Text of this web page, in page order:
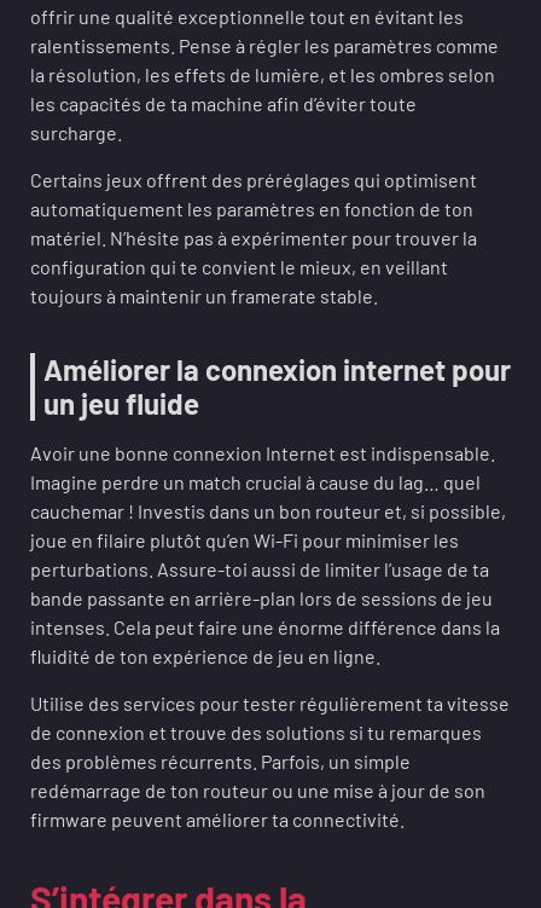
offrir une qualité exceptionnelle tout en évitant les
ralentissements. Pense à régler les paramètres comme
la résolution, les effets de lumière, et les ombres selon
les capacités de ta machine afin d’éviter toute
surcharge.
Certains jeux offrent des préréglages qui optimisent
automatiquement les paramètres en fonction de ton
matériel. N’hésite pas à expérimenter pour trouver la
configuration qui te convient le mieux, en veillant
toujours à maintenir un framerate stable.
Améliorer la connexion internet pour
un jeu fluide
Avoir une bonne connexion Internet est indispensable.
Imagine perdre un match crucial à cause du lag… quel
cauchemar ! Investis dans un bon routeur et, si possible,
joue en filaire plutôt qu’en Wi-Fi pour minimiser les
perturbations. Assure-toi aussi de limiter l’usage de ta
bande passante en arrière-plan lors de sessions de jeu
intenses. Cela peut faire une énorme différence dans la
fluidité de ton expérience de jeu en ligne.
Utilise des services pour tester régulièrement ta vitesse
de connexion et trouve des solutions si tu remarques
des problèmes récurrents. Parfois, un simple
redémarrage de ton routeur ou une mise à jour de son
firmware peuvent améliorer ta connectivité.
S’intégrer dans la